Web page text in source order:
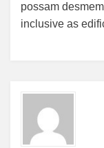
possam
inclusive